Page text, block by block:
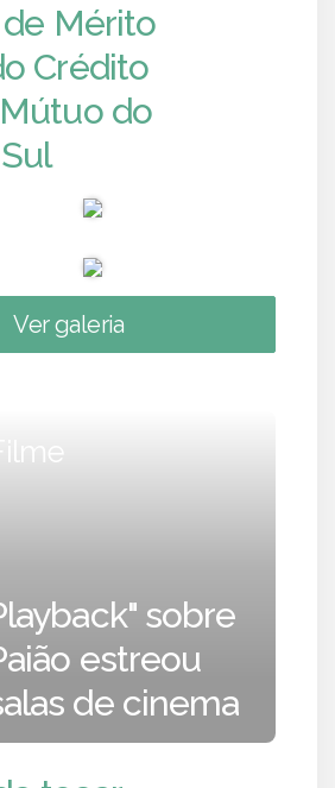
de Mérito
Crédito
do
Ver galeria
sobre
estreou
de cinema